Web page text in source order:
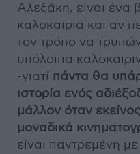
Αλεξάκη, είναι ένα
καλοκαίρια και αν
τον τρόπο να
υπόλοιπα
-γιατί πάντα θα
ιστορία ενός
μάλλον όταν
μοναδικά
είναι παντρεμένη